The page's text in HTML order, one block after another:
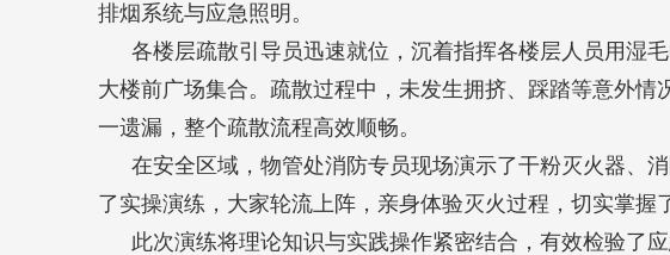
排烟系统与应急照明。
各楼层疏散引导员迅速就位，沉着指挥各楼层人员用湿
大楼前广场集合。疏散过程中，未发生拥挤、踩踏等意外
一遗漏，整个疏散流程高效顺畅。
在安全区域，物管处消防专员现场演示了干粉灭火器、
了实操演练，大家轮流上阵，亲身体验灭火过程，切实掌握
此次演练将理论知识与实践操作紧密结合，有效检验了